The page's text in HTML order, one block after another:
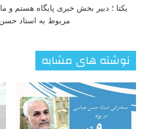
یکتا ؛ دبیر بخش خبری پایگاه هستم و
مربوط به استاد
نوشته های مشابه